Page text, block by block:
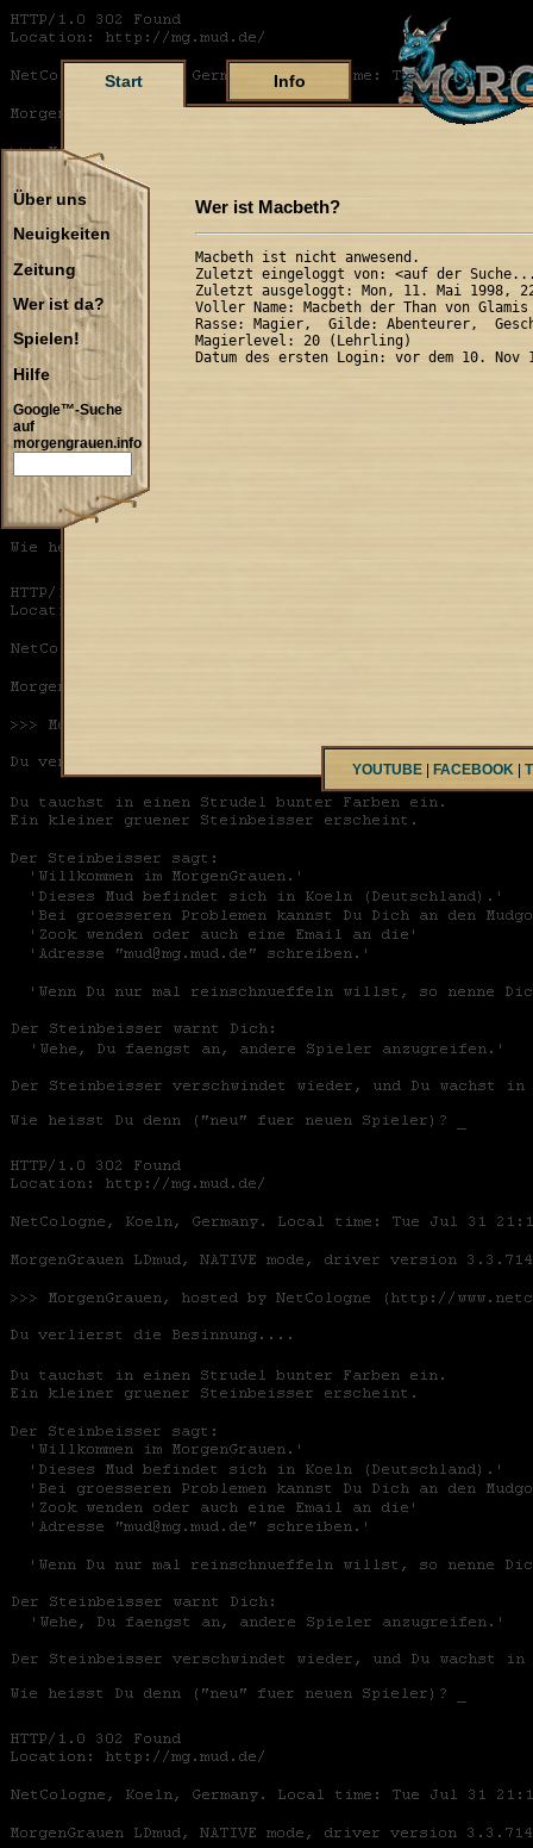
Start Info
Über uns
Neuigkeiten
Zeitung
Wer ist da?
Spielen!
Hilfe
Google™-Suche
auf
morgengrauen.info
Wer ist Macbeth?
Macbeth ist nicht anwesend.
Zuletzt eingeloggt von: <auf der
Zuletzt ausgeloggt: Mon, 11. Mai 1998,
Voller Name: Macbeth der Than von Glamis
Rasse: Magier,  Gilde: Abenteurer,
Magierlevel: 20 (Lehrling)
YOUTUBE FACEBOOK